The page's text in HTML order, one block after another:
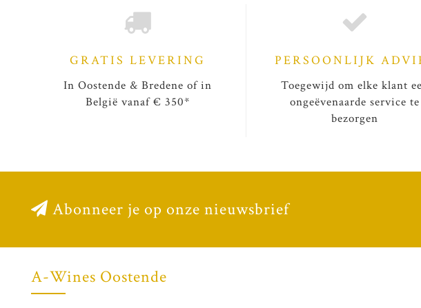
GRATIS LEVERING
In Oostende & Bredene of in
België vanaf € 350*
PERSOONLIJK
Toegewijd om elke klant
ongeëvenaarde service te
bezorgen
Abonneer je op onze nieuwsbrief
A-Wines Oostende